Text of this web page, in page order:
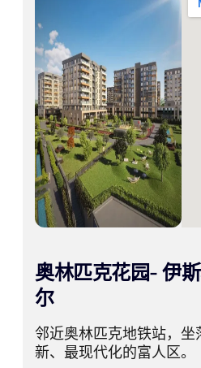
奥林匹克花园- 伊
尔
邻近奥林匹克地铁站，
新、最现代化的富人区。